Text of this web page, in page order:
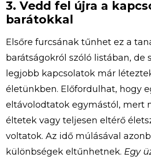
3. Vedd fel újra a
barátokkal
Elsőre furcsának tűnhet ez a
barátságokról szóló listában, de
legjobb kapcsolatok már
életünkben. Előfordulhat, hogy
eltávolodtatok egymástól, mert
éltetek vagy teljesen eltérő
voltatok. Az idő múlásával
különbségek eltűnhetnek. Egy